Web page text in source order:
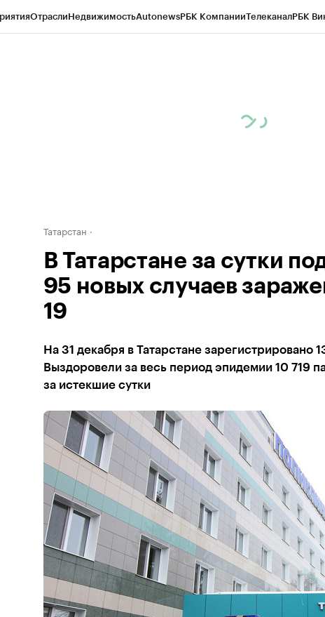
ОтраслиНедвижимостьAutonewsРБК КомпанииТелеканалРБК
Татарстан
В Татарстане за сутки
95 новых случаев
19
На 31 декабря в Татарстане зарегистрировано
Выздоровели за весь период эпидемии 10 719
за истекшие сутки